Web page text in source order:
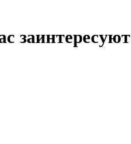
заинтересуют